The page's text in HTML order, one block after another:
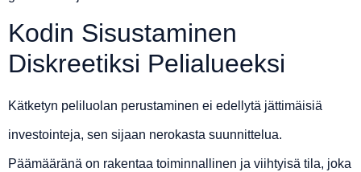
Kodin Sisustaminen
Diskreetiksi Pelialueeksi
Kätketyn peliluolan perustaminen ei edellytä jättimäisiä
investointeja, sen sijaan nerokasta suunnittelua.
Päämääränä on rakentaa toiminnallinen ja viihtyisä tila, joka